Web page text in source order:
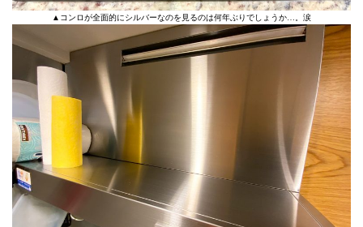
▲コンロが全面的にシルバーなのを見るのは何年ぶりでしょうか…。涙